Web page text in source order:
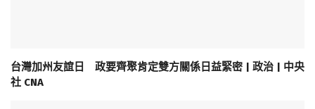
台灣加州友誼日 政要齊聚肯定雙方關係日益緊密 | 政治 | 中央
社 CNA